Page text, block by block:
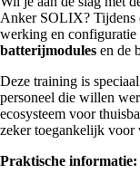
Anker SOLIX? Tijdens
werking en configuratie
batterijmodules en de
Deze training is
personeel die willen
ecosysteem voor
zeker toegankelijk
Praktische informatie: